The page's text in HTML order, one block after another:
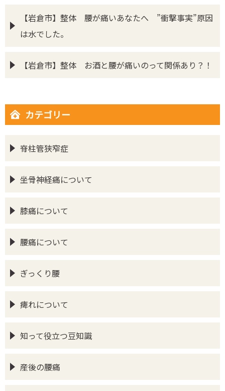
【岩倉市】整体 腰が痛いあなたへ ”衝撃事実”原因
は水でした。
【岩倉市】整体 お酒と腰が痛いのって関係あり？！
カテゴリー
脊柱管狭窄症
坐骨神経痛について
膝痛について
腰痛について
ぎっくり腰
痺れについて
知って役立つ豆知識
産後の腰痛